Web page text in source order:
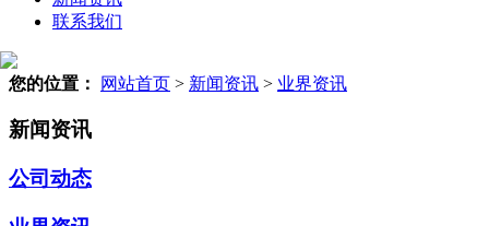
联系我们
您的位置： 网站首页 > 新闻资讯 > 业界资讯
新闻资讯
公司动态